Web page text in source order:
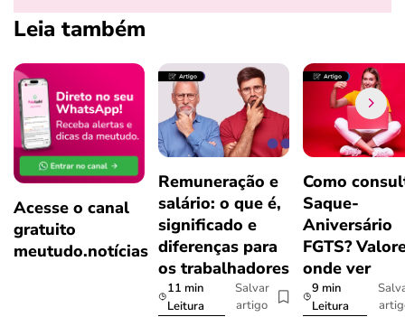
Leia também
Acesse o canal
gratuito
meutudo.notícias
Remuneração e
salário: o que é,
significado e
diferenças para
os trabalhadores
11 min
Leitura
Salvar
artigo
Como
Saque-
Aniversário
FGTS?
onde ver
9 min
Leitura